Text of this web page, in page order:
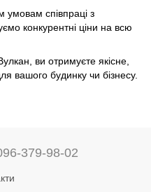
умовам співпраці з
конкурентні ціни на всю
ви отримуєте якісне,
вашого будинку чи бізнесу.
379-98-02